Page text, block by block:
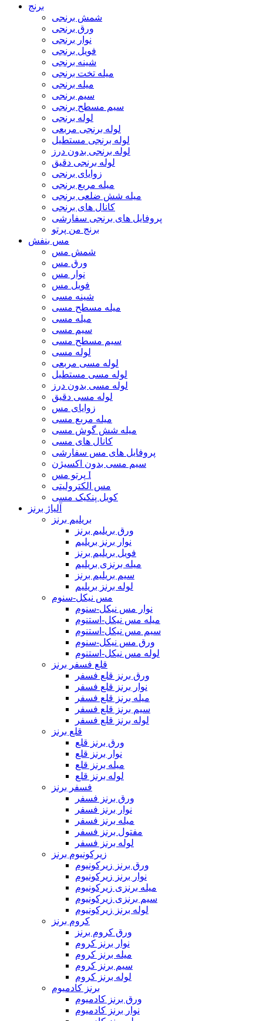
برنج
شمش برنجی
ورق برنجی
نوار برنجی
فویل برنجی
شینه برنجی
میله تخت برنجی
میله برنجی
سیم برنجی
سیم مسطح برنجی
لوله برنجی
لوله برنجی مربعی
لوله برنجی مستطیل
لوله برنجی بدون درز
لوله برنجی دقیق
زوایای برنجی
میله مربع برنجی
میله شش ضلعی برنجی
کانال های برنجی
پروفایل های برنجی سفارشی
برنج من پرتو
مس بنفش
شمش مس
ورق مس
نوار مس
فویل مس
شینه مسی
میله مسطح مسی
میله مسی
سیم مسی
سیم مسطح مسی
لوله مسی
لوله مسی مربعی
لوله مسی مستطیل
لوله مسی بدون درز
لوله مسی دقیق
زوایای مس
میله مربع مسی
میله شش گوش مسی
کانال های مسی
پروفایل های مس سفارشی
سیم مسی بدون اکسیژن
پرتو مس I
مس الکترولیتی
کویل پنکیک مسی
آلیاژ برنز
بریلیم برنز
ورق بریلیم برنز
نوار برنز بریلیم
فویل بریلیم برنز
میله برنزی بریلیم
سیم بریلیم برنز
لوله برنز بریلیم
مس نیکل-سنوم
نوار مس نیکل-سنوم
میله مس نیکل-استنوم
سیم مس نیکل-استنوم
ورق مس نیکل-سنوم
لوله مس نیکل-استنوم
قلع فسفر برنز
ورق برنز قلع فسفر
نوار برنز قلع فسفر
میله برنز قلع فسفر
سیم برنز قلع فسفر
لوله برنز قلع فسفر
قلع برنز
ورق برنز قلع
نوار برنز قلع
میله برنز قلع
لوله برنز قلع
فسفر برنز
ورق برنز فسفر
نوار برنز فسفر
میله برنز فسفر
مفتول برنز فسفر
لوله برنز فسفر
زیرکونیوم برنز
ورق برنز زیرکونیوم
نوار برنز زیرکونیوم
میله برنزی زیرکونیوم
سیم برنزی زیرکونیوم
لوله برنز زیرکونیوم
کروم برنز
ورق کروم برنز
نوار برنز کروم
میله برنز کروم
سیم برنز کروم
لوله برنز کروم
برنز کادمیوم
ورق برنز کادمیوم
نوار برنز کادمیوم